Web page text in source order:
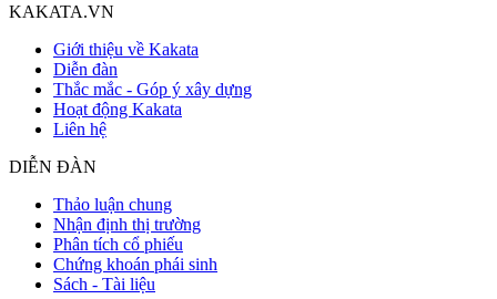
KAKATA.VN
Giới thiệu về Kakata
Diễn đàn
Thắc mắc - Góp ý xây dựng
Hoạt động Kakata
Liên hệ
DIỄN ĐÀN
Thảo luận chung
Nhận định thị trường
Phân tích cổ phiếu
Chứng khoán phái sinh
Sách - Tài liệu